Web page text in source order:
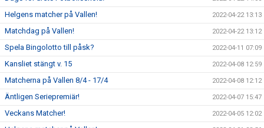
Helgens matcher på Vallen! 2022-04-22 13:13
Matchdag på Vallen! 2022-04-22 13:12
Spela Bingolotto till påsk? 2022-04-11 07:09
Kansliet stängt v. 15 2022-04-08 12:59
Matcherna på Vallen 8/4 - 17/4 2022-04-08 12:12
Äntligen Seriepremiär! 2022-04-07 15:47
Veckans Matcher! 2022-04-05 12:02